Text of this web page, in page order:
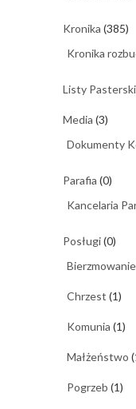
Kronika (385)
Kronika
Listy
Media (3)
Dokumenty
Parafia (0)
Kancelaria
Posługi(0)
Bierzmowanie
Chrzest (1)
Komunia (1)
Małżeństwo
Pogrzeb (1)